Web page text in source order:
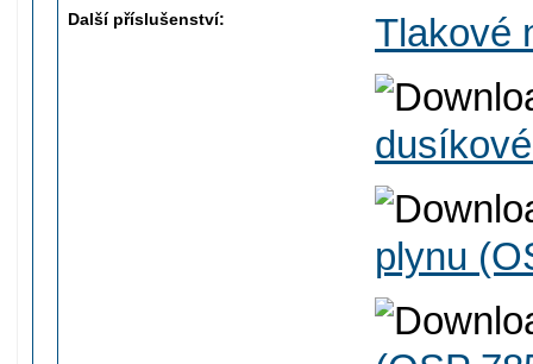
Další příslušenství: Tlakové
plynu